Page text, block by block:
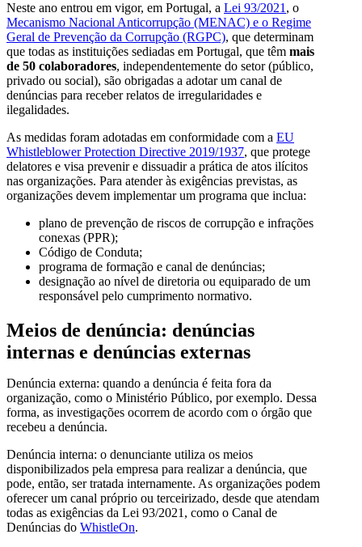
Neste ano entrou em vigor, em Portugal, a Lei 93/2021 , o
Mecanismo Nacional Anticorrupção (MENAC) e o Regime
Geral de Prevenção da Corrupção (RGPC), que determinam
que todas as instituições sediadas em Portugal, que têm mais
de 50 colaboradores, independentemente do setor (público,
privado ou social), são obrigadas a adotar um canal de
denúncias para receber relatos de irregularidades e
ilegalidades.
As medidas foram adotadas em conformidade com a EU
Whistleblower Protection Directive 2019/1937, que protege
delatores e visa prevenir e dissuadir a prática de atos ilícitos
nas organizações. Para atender às exigências previstas, as
organizações devem implementar um programa que inclua:
plano de prevenção de riscos de corrupção e infrações
conexas (PPR);
Código de Conduta;
programa de formação e canal de denúncias;
designação ao nível de diretoria ou equiparado de um
responsável pelo cumprimento normativo.
Meios de denúncia: denúncias
internas e denúncias externas
Denúncia externa: quando a denúncia é feita fora da
organização, como o Ministério Público, por exemplo. Dessa
forma, as investigações ocorrem de acordo com o órgão que
recebeu a denúncia.
Denúncia interna: o denunciante utiliza os meios
disponibilizados pela empresa para realizar a denúncia, que
pode, então, ser tratada internamente. As organizações podem
oferecer um canal próprio ou terceirizado, desde que atendam
todas as exigências da Lei 93/2021, como o Canal de
Denúncias do WhistleOn.